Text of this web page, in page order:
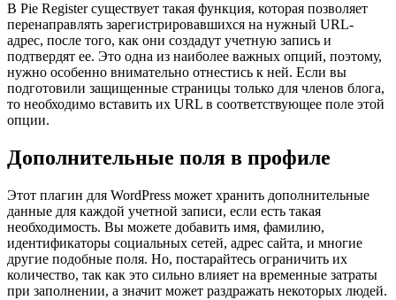
В Pie Register существует такая функция, которая позволяет
перенаправлять зарегистрировавшихся на нужный URL-
адрес, после того, как они создадут учетную запись и
подтвердят ее. Это одна из наиболее важных опций, поэтому,
нужно особенно внимательно отнестись к ней. Если вы
подготовили защищенные страницы только для членов блога,
то необходимо вставить их URL в соответствующее поле этой
опции.
Дополнительные поля в профиле
Этот плагин для WordPress может хранить дополнительные
данные для каждой учетной записи, если есть такая
необходимость. Вы можете добавить имя, фамилию,
идентификаторы социальных сетей, адрес сайта, и многие
другие подобные поля. Но, постарайтесь ограничить их
количество, так как это сильно влияет на временные затраты
при заполнении, а значит может раздражать некоторых людей.